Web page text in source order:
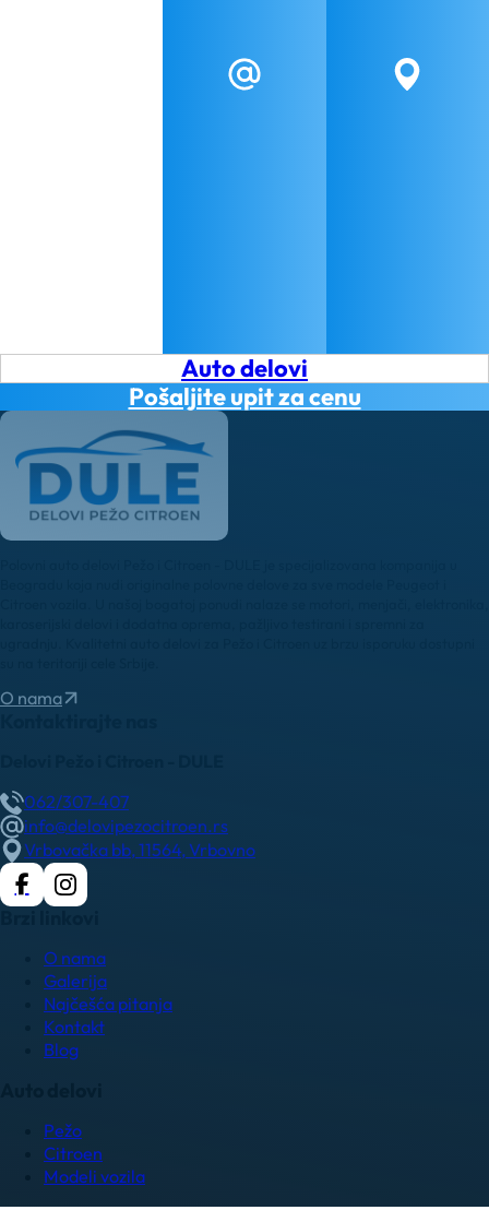
Auto delovi
Pošaljite upit za cenu
O nama
O nama
Galerija
Najčešća pitanja
Kontakt
Blog
Pežo
Citroen
Modeli vozila
062/307-407
info@delovipezocitroen.rs
Vrbovačka bb, 11564, Vrbovno